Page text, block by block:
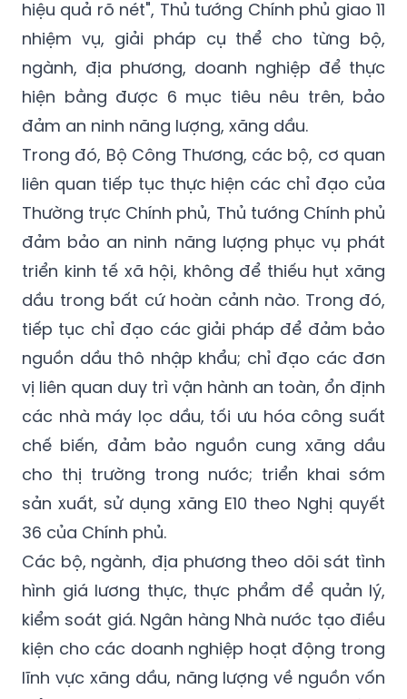
hiệu quả rõ nét", Thủ tướng Chính phủ giao 11
nhiệm vụ, giải pháp cụ thể cho từng bộ,
ngành, địa phương, doanh nghiệp để thực
hiện bằng được 6 mục tiêu nêu trên, bảo
đảm an ninh năng lượng, xăng dầu.
Trong đó, Bộ Công Thương, các bộ, cơ quan
liên quan tiếp tục thực hiện các chỉ đạo của
Thường trực Chính phủ, Thủ tướng Chính phủ
đảm bảo an ninh năng lượng phục vụ phát
triển kinh tế xã hội, không để thiếu hụt xăng
dầu trong bất cứ hoàn cảnh nào. Trong đó,
tiếp tục chỉ đạo các giải pháp để đảm bảo
nguồn dầu thô nhập khẩu; chỉ đạo các đơn
vị liên quan duy trì vận hành an toàn, ổn định
các nhà máy lọc dầu, tối ưu hóa công suất
chế biến, đảm bảo nguồn cung xăng dầu
cho thị trường trong nước; triển khai sớm
sản xuất, sử dụng xăng E10 theo Nghị quyết
36 của Chính phủ.
Các bộ, ngành, địa phương theo dõi sát tình
hình giá lương thực, thực phẩm để quản lý,
kiểm soát giá. Ngân hàng Nhà nước tạo điều
kiện cho các doanh nghiệp hoạt động trong
lĩnh vực xăng dầu, năng lượng về nguồn vốn